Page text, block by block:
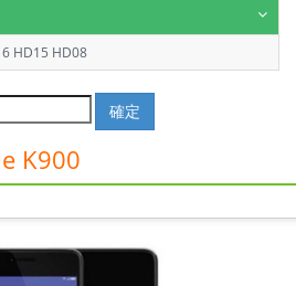
HD15 HD08
K900